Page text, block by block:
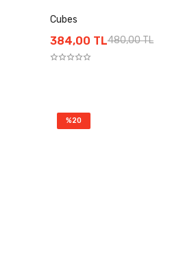
Cubes
384,00 TL480,00 TL
%20